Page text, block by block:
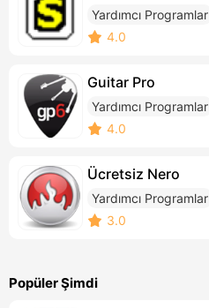
Yardımcı Programlar
4.0
Guitar Pro
Yardımcı Programlar
4.0
Ücretsiz Nero
Yardımcı Programlar
3.0
Popüler Şimdi